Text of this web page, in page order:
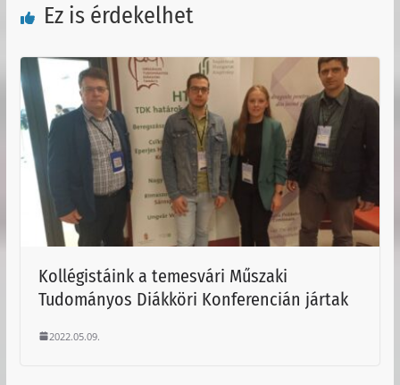
Ez is érdekelhet
Kollégistáink a temesvári Műszaki
Tudományos Diákköri Konferencián jártak
2022.05.09.